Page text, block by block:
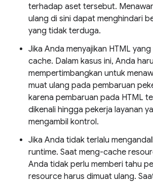
terhadap aset tersebut.
ulang di sini dapat menghindari
yang tidak terduga.
Jika Anda menyajikan HTML
cache. Dalam kasus ini, Anda
mempertimbangkan untuk
muat ulang pada pembaruan
karena pembaruan pada HTML
dikenali hingga pekerja layanan
mengambil kontrol.
Jika Anda tidak terlalu
runtime. Saat meng-cache
Anda tidak perlu memberi tahu
resource harus dimuat ulang.